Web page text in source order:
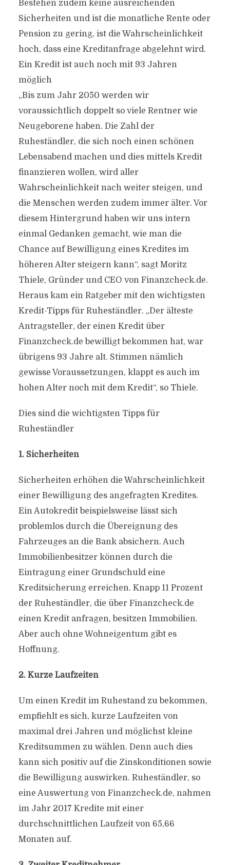
Bestehen zudem keine ausreichenden
Sicherheiten und ist die monatliche Rente oder
Pension zu gering, ist die Wahrscheinlichkeit
hoch, dass eine Kreditanfrage abgelehnt wird.
Ein Kredit ist auch noch mit 93 Jahren
möglich
„Bis zum Jahr 2050 werden wir
voraussichtlich doppelt so viele Rentner wie
Neugeborene haben. Die Zahl der
Ruheständler, die sich noch einen schönen
Lebensabend machen und dies mittels Kredit
finanzieren wollen, wird aller
Wahrscheinlichkeit nach weiter steigen, und
die Menschen werden zudem immer älter. Vor
diesem Hintergrund haben wir uns intern
einmal Gedanken gemacht, wie man die
Chance auf Bewilligung eines Kredites im
höheren Alter steigern kann“, sagt Moritz
Thiele, Gründer und CEO von Finanzcheck.de.
Heraus kam ein Ratgeber mit den wichtigsten
Kredit-Tipps für Ruheständler. „Der älteste
Antragsteller, der einen Kredit über
Finanzcheck.de bewilligt bekommen hat, war
übrigens 93 Jahre alt. Stimmen nämlich
gewisse Voraussetzungen, klappt es auch im
hohen Alter noch mit dem Kredit“, so Thiele.
Dies sind die wichtigsten Tipps für
Ruheständler
1. Sicherheiten
Sicherheiten erhöhen die Wahrscheinlichkeit
einer Bewilligung des angefragten Kredites.
Ein Autokredit beispielsweise lässt sich
problemlos durch die Übereignung des
Fahrzeuges an die Bank absichern. Auch
Immobilienbesitzer können durch die
Eintragung einer Grundschuld eine
Kreditsicherung erreichen. Knapp 11 Prozent
der Ruheständler, die über Finanzcheck.de
einen Kredit anfragen, besitzen Immobilien.
Aber auch ohne Wohneigentum gibt es
Hoffnung.
2. Kurze Laufzeiten
Um einen Kredit im Ruhestand zu bekommen,
empfiehlt es sich, kurze Laufzeiten von
maximal drei Jahren und möglichst kleine
Kreditsummen zu wählen. Denn auch dies
kann sich positiv auf die Zinskonditionen sowie
die Bewilligung auswirken. Ruheständler, so
eine Auswertung von Finanzcheck.de, nahmen
im Jahr 2017 Kredite mit einer
durchschnittlichen Laufzeit von 65,66
Monaten auf.